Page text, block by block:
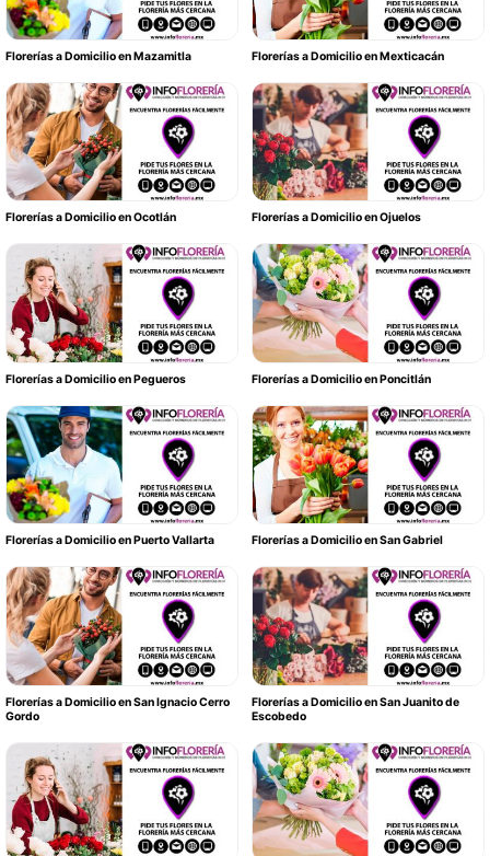
Florerías a Domicilio en Mazamitla Florerías a Domicilio en Mexticacán
Florerías a Domicilio en Ocotlán Florerías a Domicilio en Ojuelos
Florerías a Domicilio en Pegueros Florerías a Domicilio en Poncitlán
Florerías a Domicilio en Puerto Vallarta Florerías a Domicilio en San Gabriel
Florerías a Domicilio en San Ignacio Cerro
Gordo
Florerías a Domicilio en San Juanito de
Escobedo